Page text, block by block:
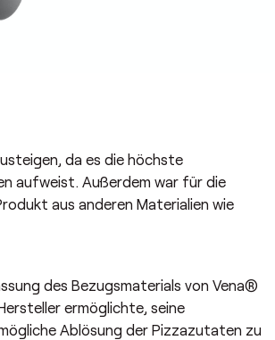
da es die höchste
aufweist. Außerdem war für die
aus anderen Materialien wie
des Bezugsmaterials von Vena®
ermöglichte, seine
Ablösung der Pizzazutaten zu